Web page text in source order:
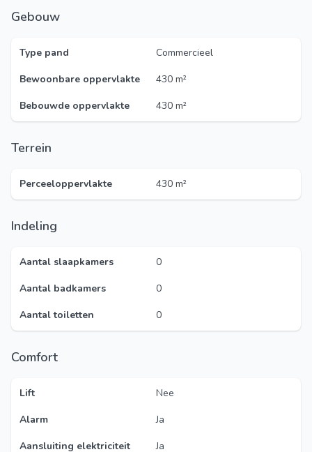
Gebouw
Type pand
Commercieel
Bewoonbare oppervlakte
430 m²
Bebouwde oppervlakte
430 m²
Terrein
Perceeloppervlakte 430 m²
Indeling
Aantal slaapkamers
0
Aantal badkamers
0
Aantal toiletten
0
Comfort
Lift
Nee
Alarm
Ja
Aansluiting elektriciteit
Ja